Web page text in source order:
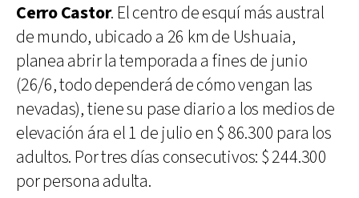
Cerro Castor. El centro de esquí más austral
de mundo, ubicado a 26 km de Ushuaia,
planea abrir la temporada a fines de junio
(26/6, todo dependerá de cómo vengan las
nevadas), tiene su pase diario a los medios de
elevación ára el 1 de julio en $ 86.300 para los
adultos. Por tres días consecutivos: $ 244.300
por persona adulta.